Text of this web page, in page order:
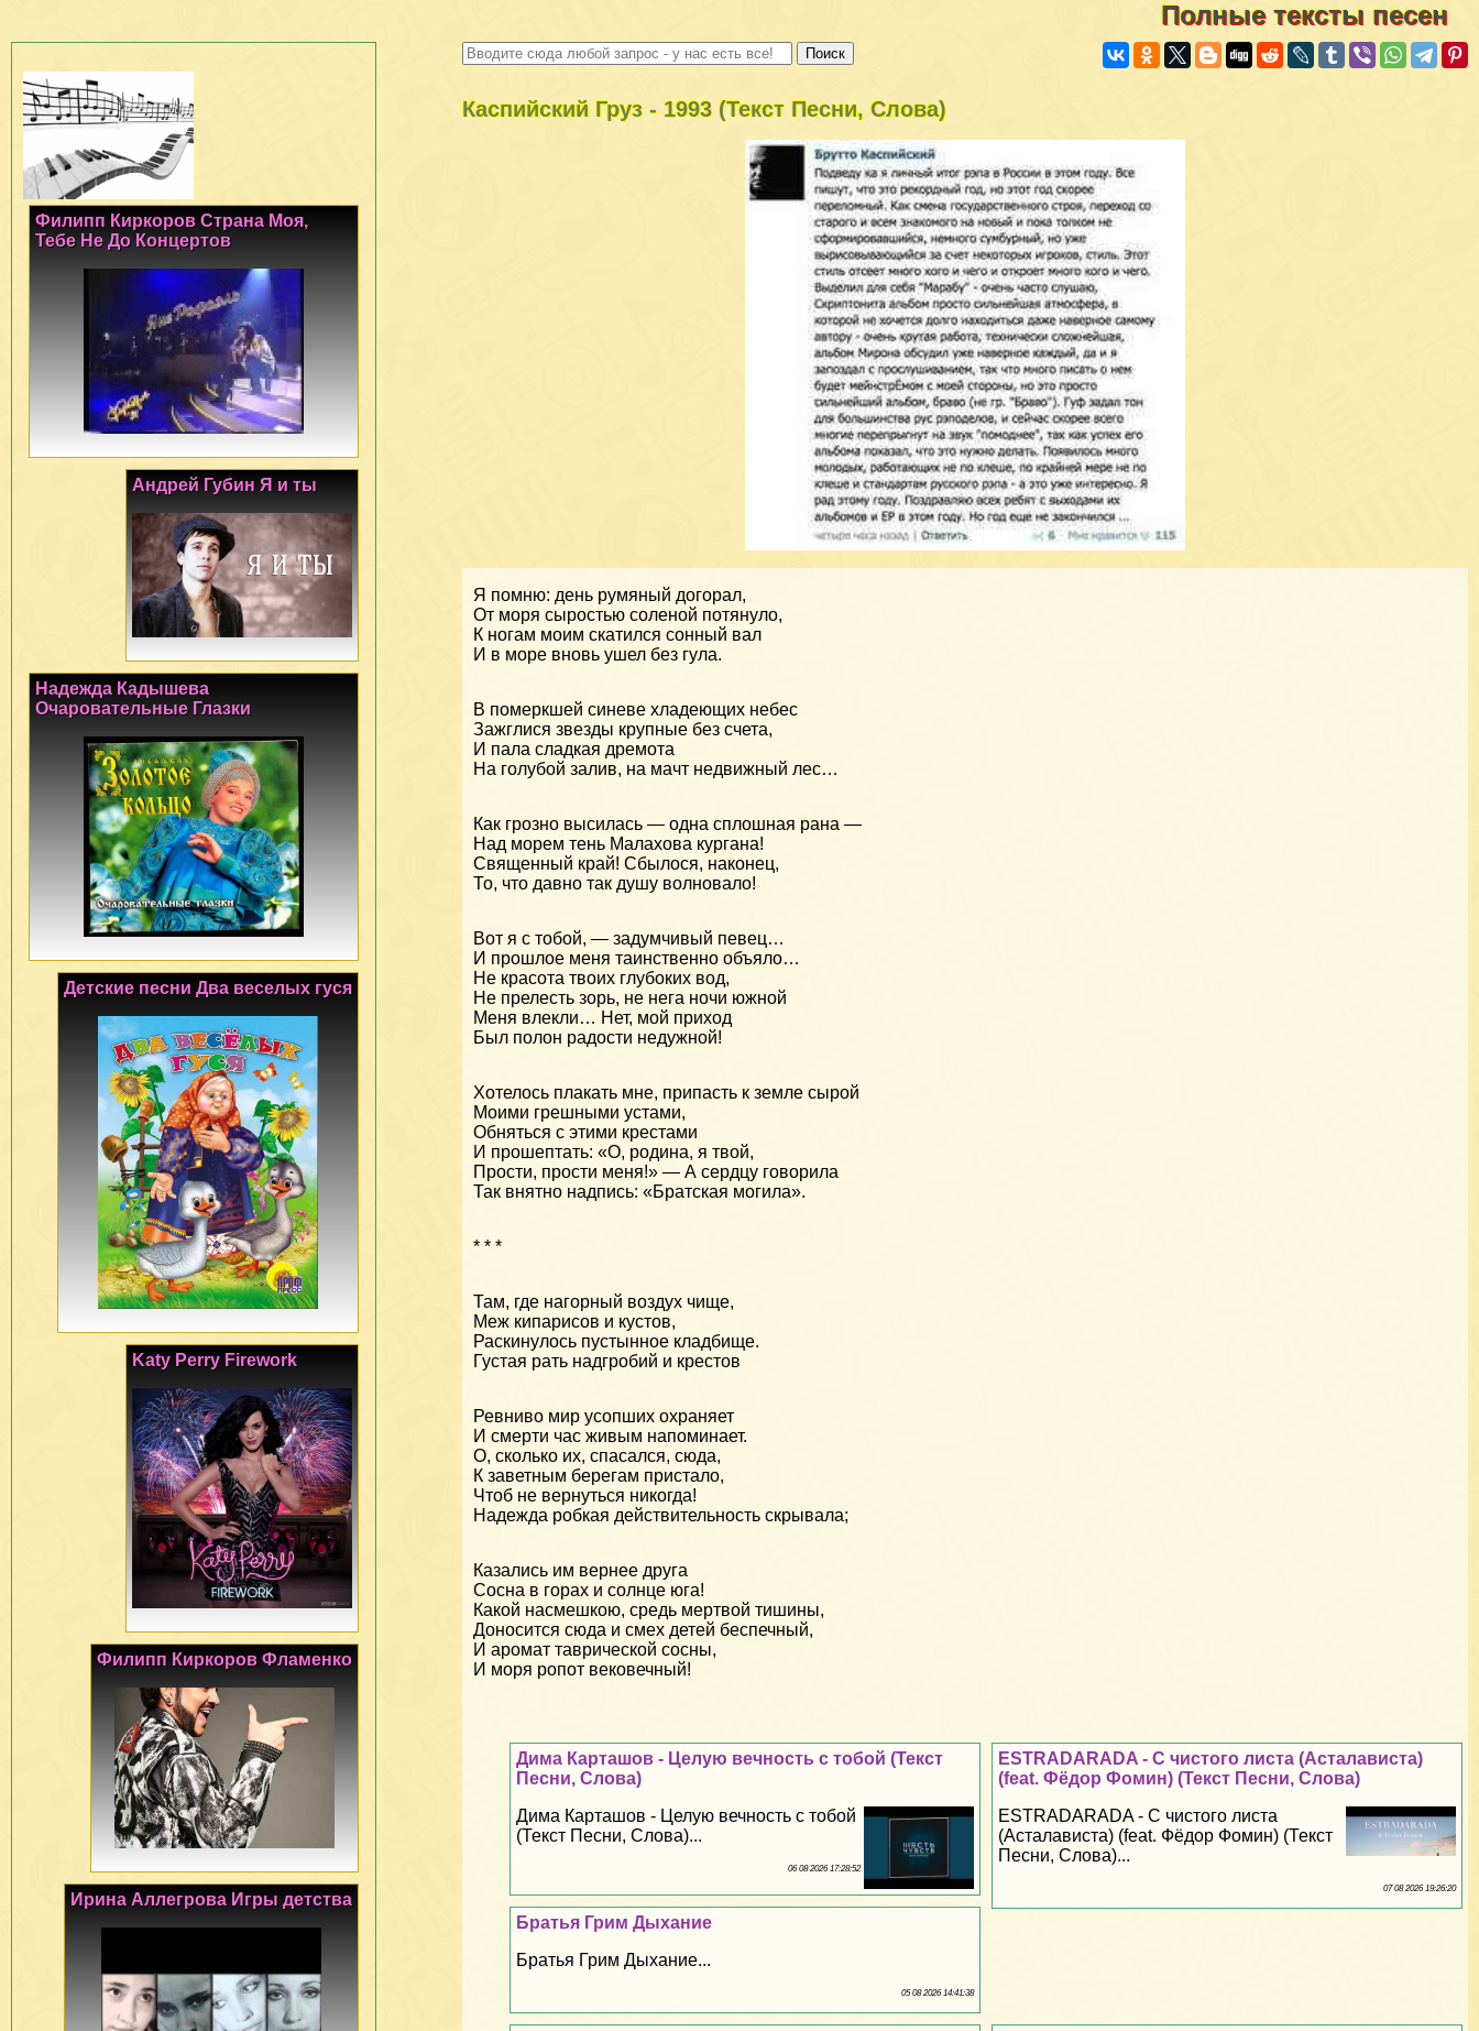
Полные тексты песен
Каспийский Груз - 1993 (Текст Песни, Слова)
Я помню: день румяный догорал,
От моря сыростью соленой потянуло,
К ногам моим скатился сонный вал
И в море вновь ушел без гула.
В померкшей синеве хладеющих небес
Зажглися звезды крупные без счета,
И пала сладкая дремота
На голубой залив, на мачт недвижный лес…
Как грозно высилась — одна сплошная рана —
Над морем тень Малахова кургана!
Священный край! Сбылося, наконец,
То, что давно так душу волновало!
Вот я с тобой, — задумчивый певец…
И прошлое меня таинственно объяло…
Не красота твоих глубоких вод,
Не прелесть зорь, не нега ночи южной
Меня влекли… Нет, мой приход
Был полон радости недужной!
Хотелось плакать мне, припасть к земле сырой
Моими грешными устами,
Обняться с этими крестами
И прошептать: «О, родина, я твой,
Прости, прости меня!» — А сердцу говорила
Так внятно надпись: «Братская могила».
* * *
Там, где нагорный воздух чище,
Меж кипарисов и кустов,
Раскинулось пустынное кладбище.
Густая рать надгробий и крестов
Ревниво мир усопших охраняет
И смерти час живым напоминает.
О, сколько их, спасался, сюда,
К заветным берегам пристало,
Чтоб не вернуться никогда!
Надежда робкая действительность скрывала;
Казались им вернее друга
Сосна в горах и солнце юга!
Какой насмешкою, средь мертвой тишины,
Доносится сюда и смех детей беспечный,
И аромат таврической сосны,
И моря ропот вековечный!
ESTRADARADA - С чистого листа (Асталависта)
(feat. Фёдор Фомин) (Текст Песни, Слова)
ESTRADARADA - С чистого листа
(Асталависта) (feat. Фёдор Фомин) (Текст
Песни, Слова)...
07 08 2026 19:26:20
Дима Карташов - Целую вечность с тобой (Текст
Песни, Слова)
Дима Карташов - Целую вечность с тобой
(Текст Песни, Слова)...
06 08 2026 17:28:52
Братья Грим Дыхание
Братья Грим Дыхание...
05 08 2026 14:41:38
Филипп Киркоров Страна Моя,
Тебе Не До Концертов
Андрей Губин Я и ты
Надежда Кадышева
Очаровательные Глазки
Детские песни Два веселых гуся
Katy Perry Firework
Филипп Киркоров Фламенко
Ирина Аллегрова Игры детства